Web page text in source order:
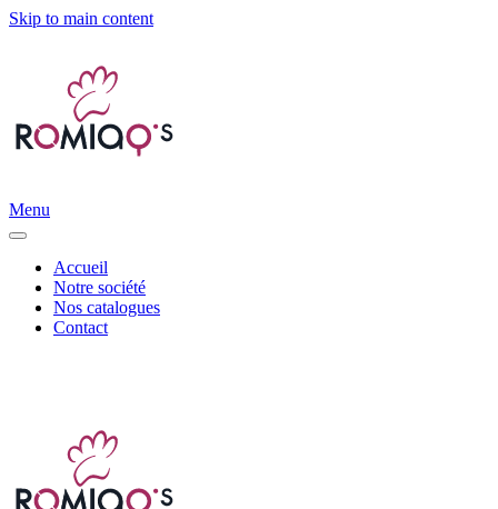
Skip to main content
Menu
Accueil
Notre société
Nos catalogues
Contact